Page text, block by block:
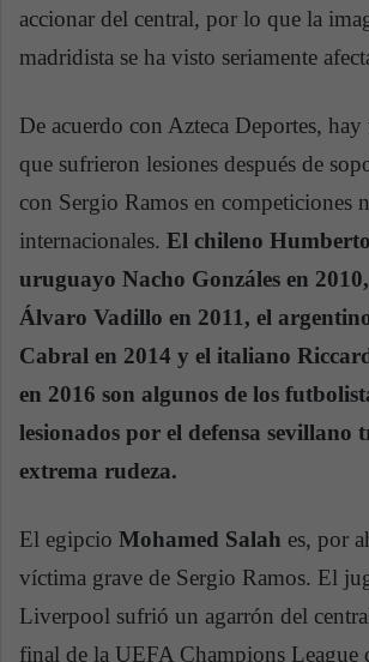
accionar del central, por lo que la
madridista se ha visto seriamente
De acuerdo con Azteca Deportes,
que sufrieron lesiones después de
con Sergio Ramos en competiciones
internacionales. El chileno
uruguayo Nacho Gonzáles en
Álvaro Vadillo en 2011, el
Cabral en 2014 y el italiano
en 2016 son algunos de los
lesionados por el defensa sevillano
extrema rudeza.
El egipcio Mohamed Salah es, por
víctima grave de Sergio Ramos. El
Liverpool sufrió un agarrón del
final de la UEFA Champions League